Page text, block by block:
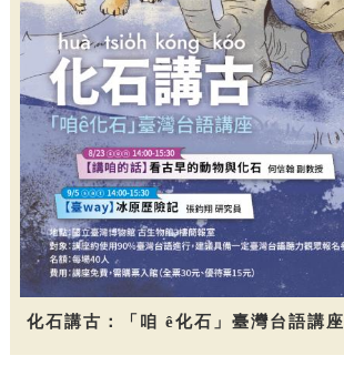
化石講古：「咱 ê化石」臺灣台語講座